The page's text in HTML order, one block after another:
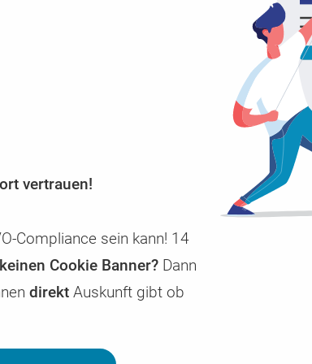
Enterprise Cookie Consent Manager /
CCM19 Enterprise – Die Consent-Lösung für
Begriffserklärungen zu Themen die mit
Consent Mangement in Verbindung stehen.
vertrauen!
Compliance sein kann! 14
Cookie Banner? Dann
direkt Auskunft gibt ob